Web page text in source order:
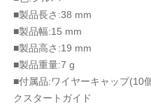
■製品長さ:38 mm
■製品幅:15 mm
■製品高さ:19 mm
■製品重量:7 g
■付属品:ワイヤーキャップ(10
クスタートガイド